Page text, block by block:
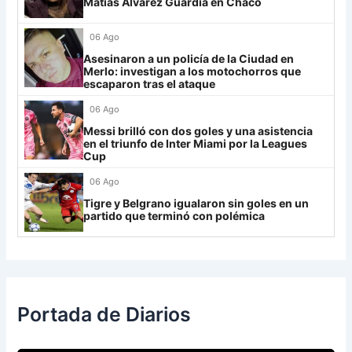
Always Ready
Grupo H
IDV
Rosario Central
UCV FC
06 Ago
Asesinaron a un policía de la Ciudad en
Merlo: investigan a los motochorros que
escaparon tras el ataque
06 Ago
Messi brilló con dos goles y una asistencia
en el triunfo de Inter Miami por la Leagues
Cup
06 Ago
Tigre y Belgrano igualaron sin goles en un
partido que terminó con polémica
Portada de Diarios